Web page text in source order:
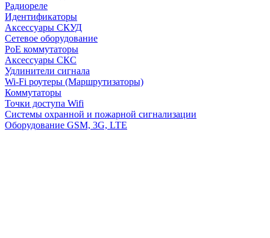
Радиореле
Идентификаторы
Аксессуары СКУД
Сетевое оборудование
PoE коммутаторы
Аксессуары СКС
Удлинители сигнала
Wi-Fi роутеры (Маршрутизаторы)
Коммутаторы
Точки доступа Wifi
Системы охранной и пожарной сигнализации
Оборудование GSM, 3G, LTE